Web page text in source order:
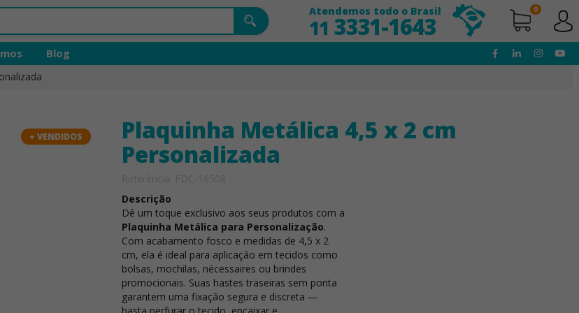
Atendemos todo o Brasil
11 3331-1643
0
Blog
+ VENDIDOS
Plaquinha Metálica 4,5 x 2 cm
Personalizada
Descrição
Dê um toque exclusivo aos seus produtos com a
Plaquinha Metálica para Personalização.
Com acabamento fosco e medidas de 4,5 x 2
cm, ela é ideal para aplicação em tecidos como
bolsas, mochilas, nécessaires ou brindes
promocionais. Suas hastes traseiras sem ponta
garantem uma fixação segura e discreta —